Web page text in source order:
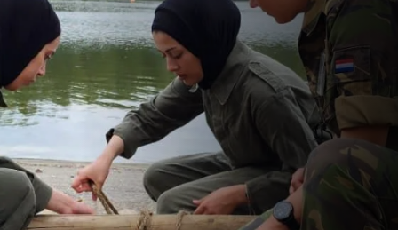
أهلاً بكم في جامعةالاستقلال
جامعة فلسطينية حكومية وهي الأولى والوحيدة
المختصة في مجال العلوم الأمنية والعسكرية
والشرطية
عرض البرامج